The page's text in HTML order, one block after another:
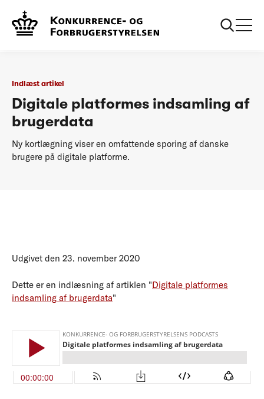
Podcasts
Indlæst artikel
Digitale platformes indsamling af
brugerdata
Ny kortlægning viser en omfattende sporing af danske
brugere på digitale platforme.
Udgivet den 23. november 2020
Dette er en indlæsning af artiklen "Digitale platformes
indsamling af brugerdata"